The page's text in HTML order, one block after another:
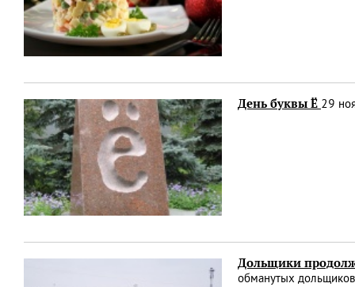
День буквы Ё 29
Дольщики
обманутых